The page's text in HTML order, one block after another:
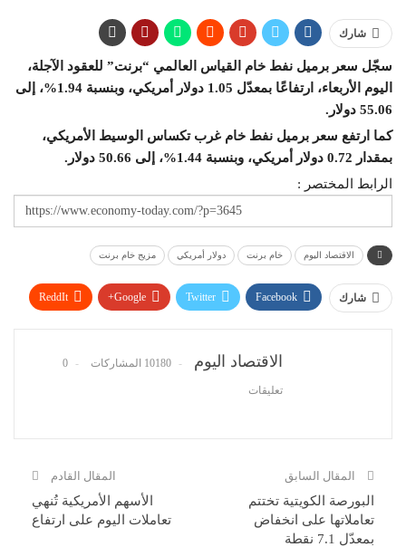
شارك
سجّل سعر برميل نفط خام القياس العالمي “برنت” للعقود الآجلة،
اليوم الأربعاء، ارتفاعًا بمعدّل 1.05 دولار أمريكي، وبنسبة 1.94%، إلى
55.06 دولار.
كما ارتفع سعر برميل نفط خام غرب تكساس الوسيط الأمريكي،
بمقدار 0.72 دولار أمريكي، وبنسبة 1.44%، إلى 50.66 دولار.
الرابط المختصر :
الاقتصاد اليوم خام برنت دولار أمريكي مزيج خام برنت
شارك Facebook
Twitter
Google+
ReddIt
الاقتصاد اليوم 10180 المشاركات 0
تعليقات
المقال السابق
البورصة الكويتية تختتم
تعاملاتها على انخفاض
بمعدّل 7.1 نقطة
المقال القادم
الأسهم الأمريكية تُنهي
تعاملات اليوم على ارتفاع